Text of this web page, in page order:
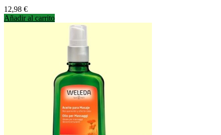
Precio
12,98 €
Añadir al carrito